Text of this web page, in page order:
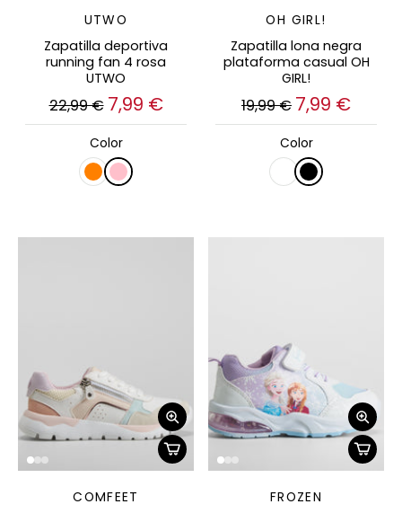
UTWO
Zapatilla deportiva
running fan 4 rosa
UTWO
22,99 € 7,99 €
Color
OH GIRL!
Zapatilla lona negra
plataforma casual OH
GIRL!
19,99 € 7,99 €
Color
COMFEET
FROZEN